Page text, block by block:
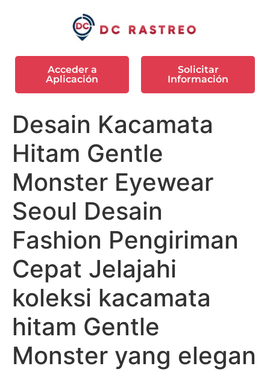
Acceder a
Aplicación
Solicitar
Información
Desain Kacamata
Hitam Gentle
Monster Eyewear
Seoul Desain
Fashion Pengiriman
Cepat Jelajahi
koleksi kacamata
hitam Gentle
Monster yang elegan